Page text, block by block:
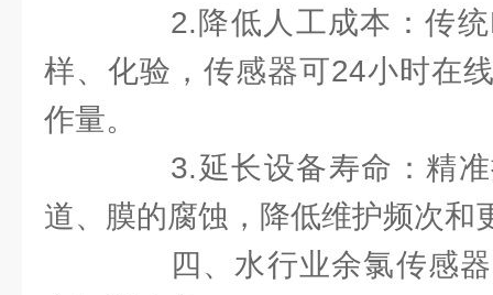
2.降低人工成本：传统
样、化验，传感器可24小时在
作量。
3.延长设备寿命：精准
道、膜的腐蚀，降低维护频次和
四、水行业余氯传感器